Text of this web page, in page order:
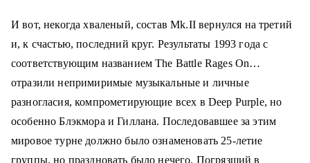
И вот, некогда хваленый, состав Мk.II вернулся на третий
и, к счастью, последний круг. Результаты 1993 года с
соответствующим названием The Battle Rages On…
отразили непримиримые музыкальные и личные
разногласия, компрометирующие всех в Deep Purple, но
особенно Блэкмора и Гиллана. Последовавшее за этим
мировое турне должно было ознаменовать 25-летие
группы, но праздновать было нечего. Погрязший в